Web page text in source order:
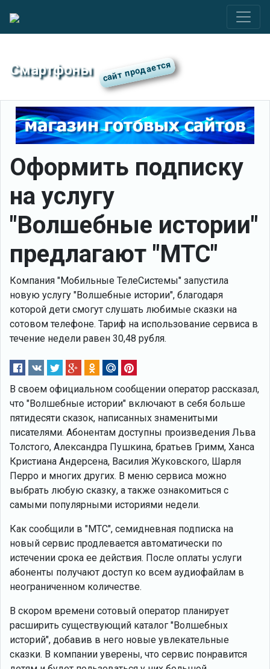
Смартфоны
Оформить подписку
на услугу
"Волшебные истории"
предлагают "МТС"
Компания "Мобильные ТелеСистемы" запустила
новую услугу "Волшебные истории", благодаря
которой дети смогут слушать любимые сказки на
сотовом телефоне. Тариф на использование сервиса в
течение недели равен 30,48 рубля.
В своем официальном сообщении оператор рассказал,
что "Волшебные истории" включают в себя больше
пятидесяти сказок, написанных знаменитыми
писателями. Абонентам доступны произведения Льва
Толстого, Александра Пушкина, братьев Гримм, Ханса
Кристиана Андерсена, Василия Жуковского, Шарля
Перро и многих других. В меню сервиса можно
выбрать любую сказку, а также ознакомиться с
самыми популярными историями недели.
Как сообщили в "МТС", семидневная подписка на
новый сервис продлевается автоматически по
истечении срока ее действия. После оплаты услуги
абоненты получают доступ ко всем аудиофайлам в
неограниченном количестве.
В скором времени сотовый оператор планирует
расширить существующий каталог "Волшебных
историй", добавив в него новые увлекательные
сказки. В компании уверены, что сервис понравится